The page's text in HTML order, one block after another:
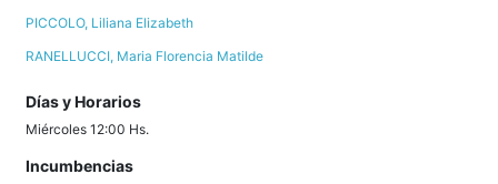
PICCOLO, Liliana Elizabeth
RANELLUCCI, Maria Florencia Matilde
Días y Horarios
Miércoles 12:00 Hs.
Incumbencias